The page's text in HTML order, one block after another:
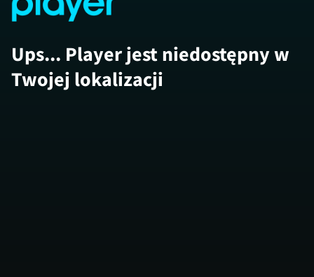
Ups... Player jest niedostępny w
Twojej lokalizacji